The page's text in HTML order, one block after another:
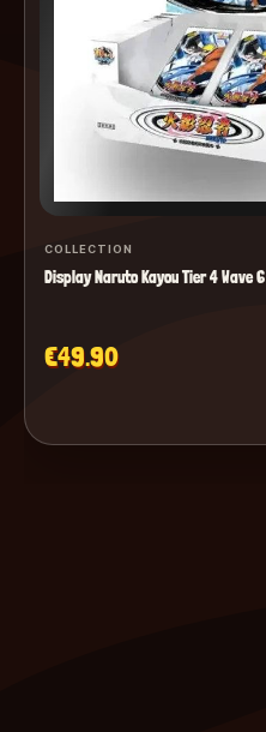
COLLECTION
Display Naruto Kayou Tier 4 Wave 6
€49.90